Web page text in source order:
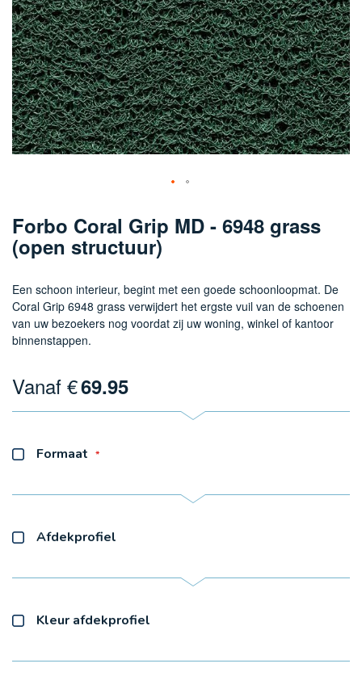
naar
het
begin
de
afbeeldingen-
gallerij
Forbo Coral Grip MD - 6948 grass
(open structuur)
Een schoon interieur, begint met een goede schoonloopmat. De
Coral Grip 6948 grass verwijdert het ergste vuil van de schoenen
van uw bezoekers nog voordat zij uw woning, winkel of kantoor
binnenstappen.
Vanaf €69.95
Formaat
Afdekprofiel
Kleur afdekprofiel